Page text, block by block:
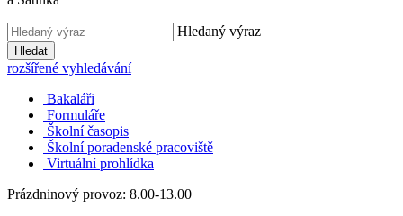
Hledaný výraz
Hledat
rozšířené vyhledávání
Bakaláři
Formuláře
Školní časopis
Školní poradenské pracoviště
Virtuální prohlídka
Prázdninový provoz: 8.00-13.00